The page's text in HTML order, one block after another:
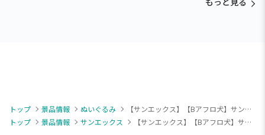
トップ 景品情報 ぬいぐるみ
【サンエックス】【Bアフロ犬】サンエックスユニバース おすわりぬいぐるみ
トップ
景品情報 サンエックス 【サンエックス】【Bアフロ犬】サンエックスユニバース おすわりぬいぐるみ